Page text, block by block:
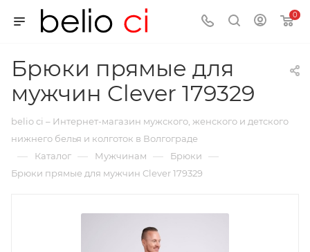
0
Брюки прямые для
мужчин Clever 179329
belio ci – Интернет-магазин мужского, женского и детского
нижнего белья и колготок в Волгограде
— Каталог — Мужчинам — Брюки —
Брюки прямые для мужчин Clever 179329